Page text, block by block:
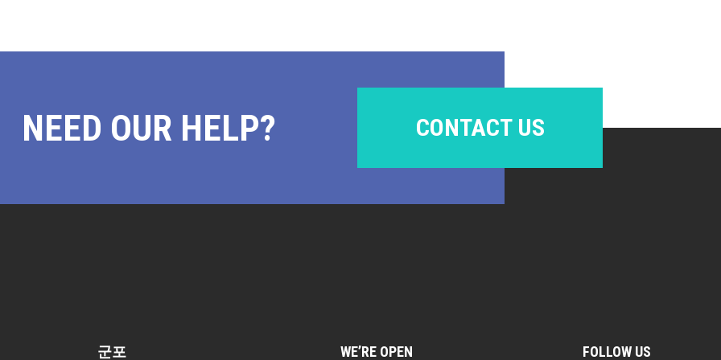
NEED OUR HELP? CONTACT US
군포 WE’RE OPEN FOLLOW US